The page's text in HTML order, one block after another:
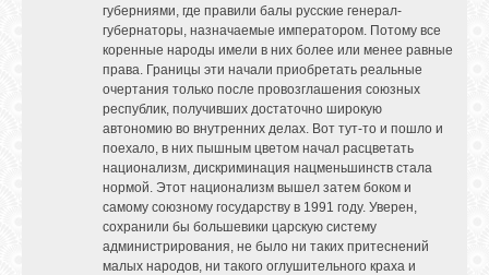
губерниями, где правили балы русские генерал-
губернаторы, назначаемые императором. Потому все
коренные народы имели в них более или менее равные
права. Границы эти начали приобретать реальные
очертания только после провозглашения союзных
республик, получивших достаточно широкую
автономию во внутренних делах. Вот тут-то и пошло и
поехало, в них пышным цветом начал расцветать
национализм, дискриминация нацменьшинств стала
нормой. Этот национализм вышел затем боком и
самому союзному государству в 1991 году. Уверен,
сохранили бы большевики царскую систему
администрирования, не было ни таких притеснений
малых народов, ни такого оглушительного краха и